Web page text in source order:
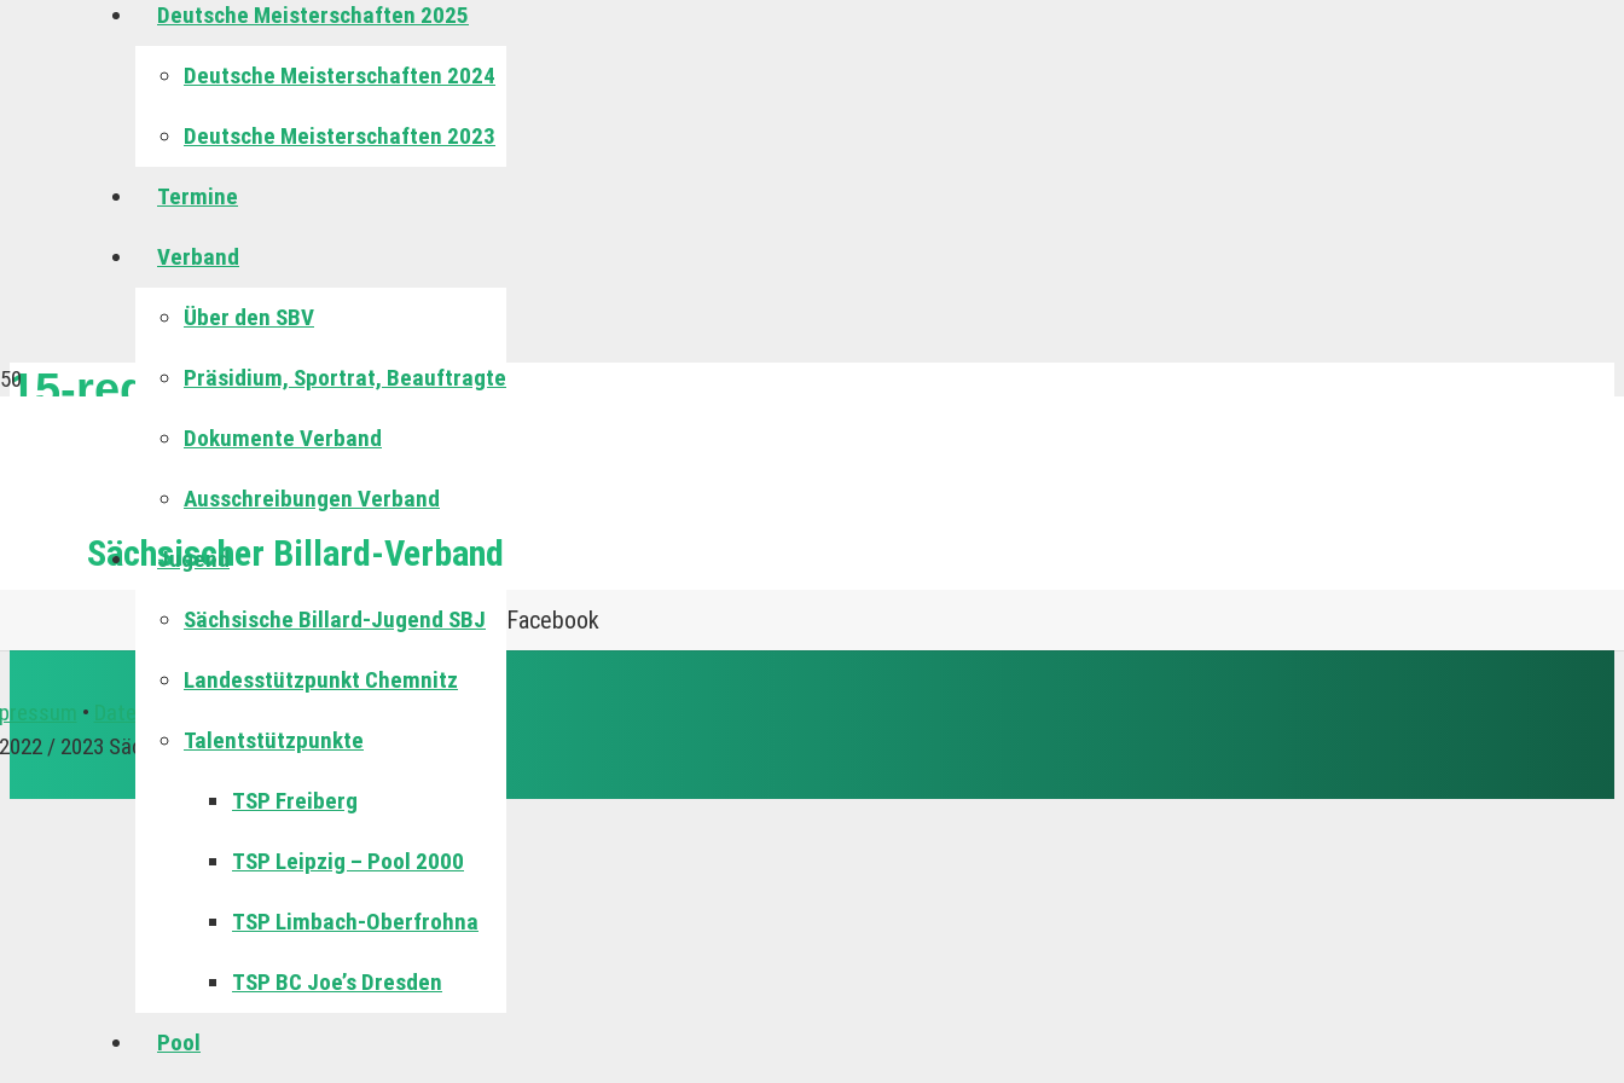
Sächsischer Billard-Verband
Deutsche Meisterschaften 2025
Deutsche Meisterschaften 2024
Deutsche Meisterschaften 2023
Termine
Verband
Über den SBV
Präsidium, Sportrat, Beauftragte
Dokumente Verband
Ausschreibungen Verband
Jugend
Sächsische Billard-Jugend SBJ
Landesstützpunkt Chemnitz
Talentstützpunkte
TSP Freiberg
TSP Leipzig – Pool 2000
TSP Limbach-Oberfrohna
TSP BC Joe’s Dresden
Pool
Facebook
15-reds
• Datenschutzerklärung
/ 2023 Sächsischer Billard-Verband